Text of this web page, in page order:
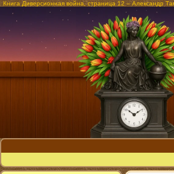
Книга Диверсионная война, страница 12 – Александр